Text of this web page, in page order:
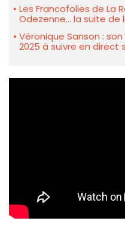
Les Francofolies de La
Odezenne... la suite
Véronique Sanson :
2025 à suivre en direct